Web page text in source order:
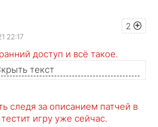
2
22:17
доступ и всё такое.
текст
следя за описанием патчей в
игру уже сейчас.